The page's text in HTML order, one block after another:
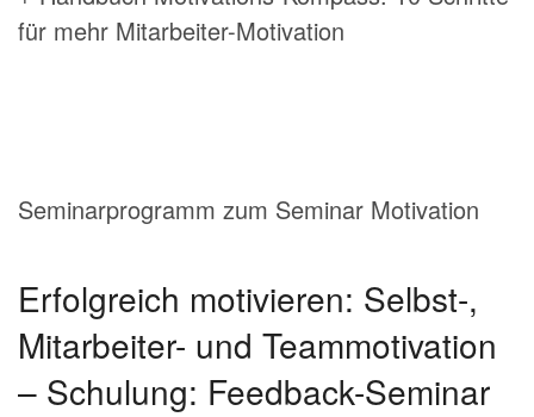
für mehr Mitarbeiter-Motivation
Seminarprogramm zum Seminar Motivation
Erfolgreich motivieren: Selbst-,
Mitarbeiter- und Teammotivation
– Schulung: Feedback-Seminar